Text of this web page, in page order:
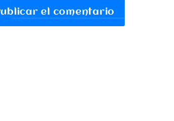
Publicar el comentario